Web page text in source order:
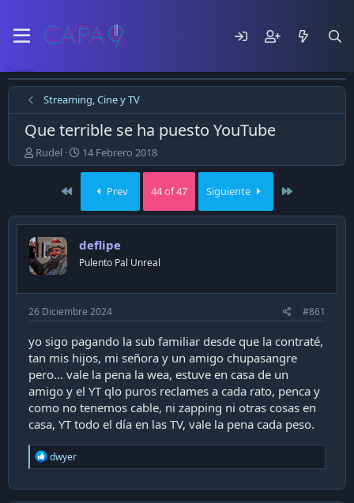
Streaming, Cine y TV
Que terrible se ha puesto YouTube
E
m
ó
e
l
t
e
m
a
Rudel
F
e
a
d
p
u
l
i
c
a
c
i
ó
n
14 Febrero 2018
First Prev 44 of 47 Siguiente
deflipe
Pulento Pal Unreal
26 Diciembre 2024 #861
yo sigo pagando la sub familiar desde que la contraté,
tan mis hijos, mi señora y un amigo chupasangre
pero... vale la pena la wea, estuve en casa de un
amigo y el YT qlo puros reclames a cada rato, penca y
como no tenemos cable, ni zapping ni otras cosas en
casa, YT todo el día en las TV, vale la pena cada peso.
R
e
c
dwyer